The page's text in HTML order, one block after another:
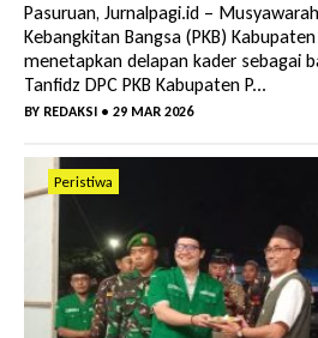
Pasuruan, Jurnalpagi.id –
Kebangkitan Bangsa (PKB)
menetapkan delapan kader sebagai
Tanfidz DPC PKB Kabupaten P...
BY REDAKSI • 29 MAR 2026
Peristiwa